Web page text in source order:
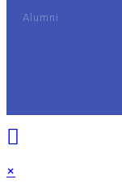
Alumni
×